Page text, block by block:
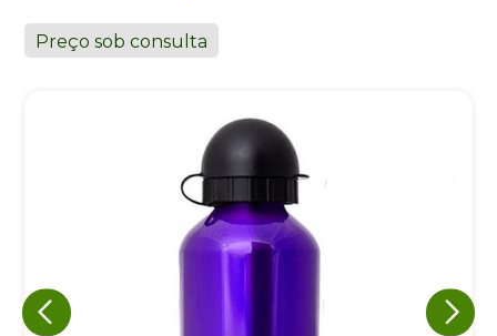
Preço sob consulta
Eu concordo em receber comunicações.
A nossa empresa está comprometida a proteger e respeitar
sua privacidade, utilizaremos seus dados apenas para fins
de marketing. Você pode alterar suas preferências a